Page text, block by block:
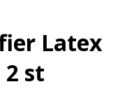
Latex
st